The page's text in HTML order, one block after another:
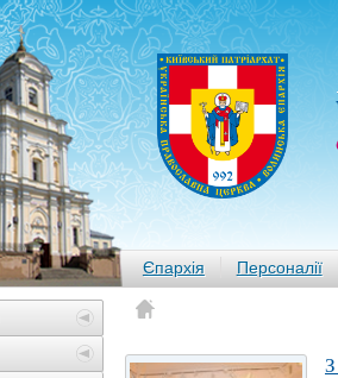
Єпархія Персоналії